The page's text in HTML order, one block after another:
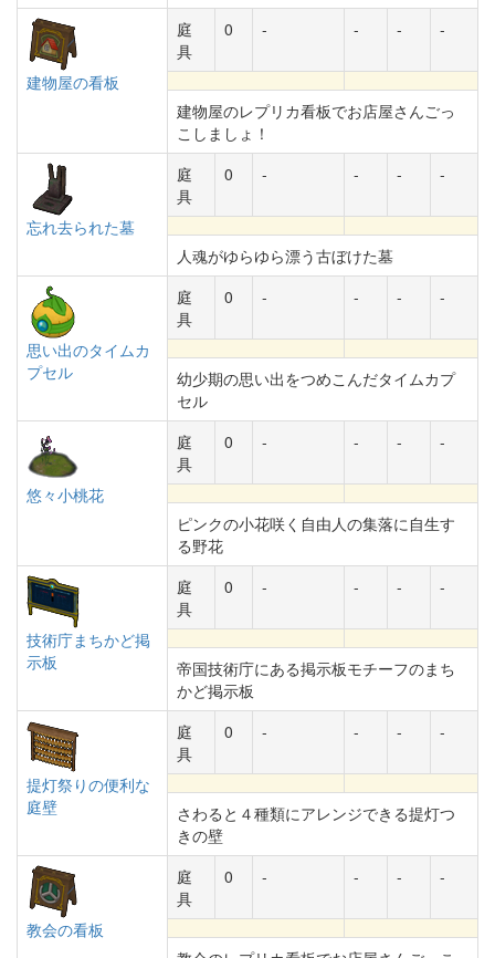
建物屋の看板
庭
具
0 - - - -
建物屋のレプリカ看板でお店屋さんごっ
こしましょ！
忘れ去られた墓
庭
具
0 - - - -
人魂がゆらゆら漂う古ぼけた墓
思い出のタイムカ
プセル
庭
具
0 - - - -
幼少期の思い出をつめこんだタイムカプ
セル
悠々小桃花
庭
具
0 - - - -
ピンクの小花咲く自由人の集落に自生す
る野花
技術庁まちかど掲
示板
庭
具
0 - - - -
帝国技術庁にある掲示板モチーフのまち
かど掲示板
提灯祭りの便利な
庭壁
庭
具
0 - - - -
さわると４種類にアレンジできる提灯つ
きの壁
教会の看板
庭
具
0 - - - -